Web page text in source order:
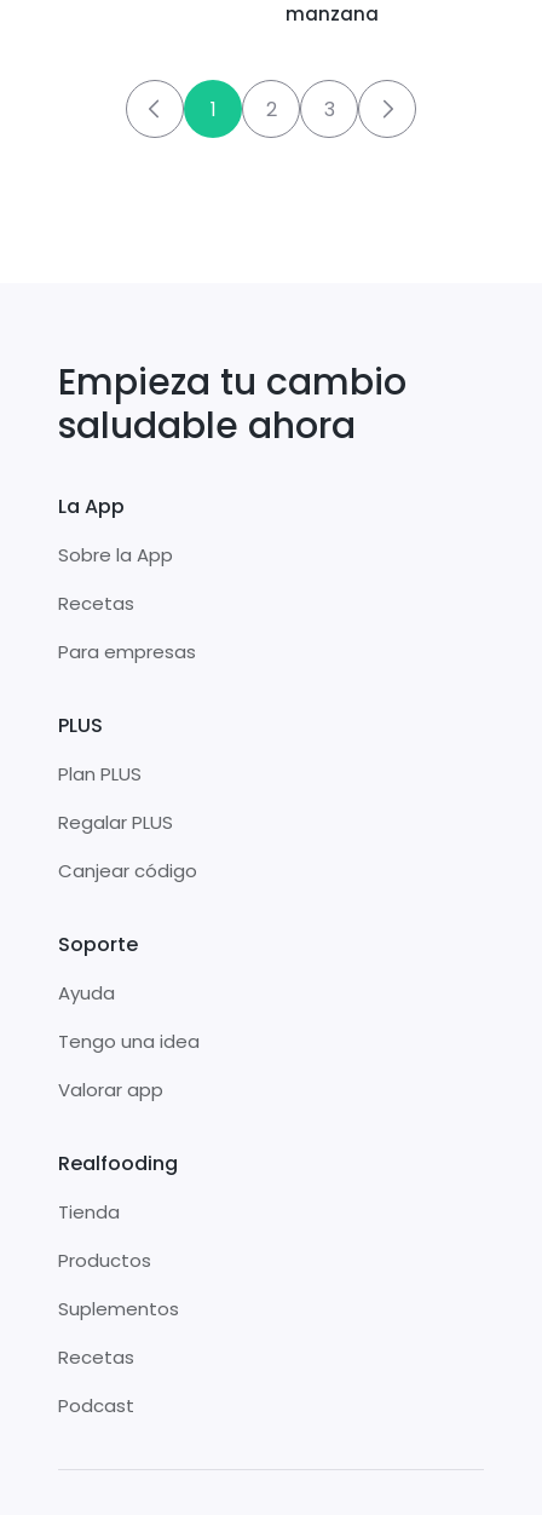
manzana
1 2 3
Empieza tu cambio
saludable ahora
La App
Sobre la App
Recetas
Para empresas
PLUS
Plan PLUS
Regalar PLUS
Canjear código
Soporte
Ayuda
Tengo una idea
Valorar app
Realfooding
Tienda
Productos
Suplementos
Recetas
Podcast